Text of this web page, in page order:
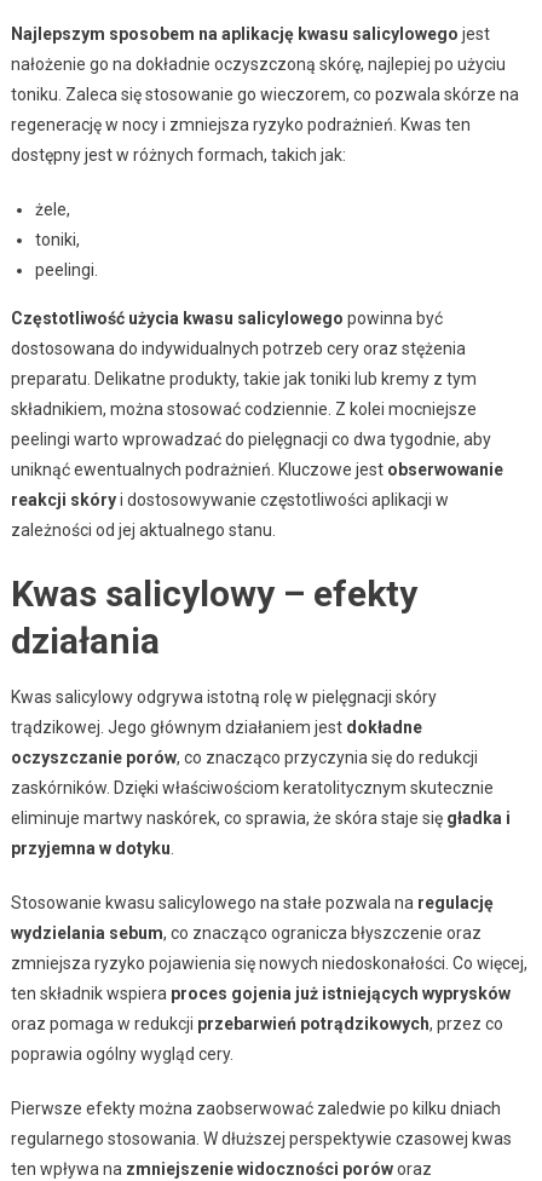
Najlepszym sposobem na aplikację kwasu salicylowego jest
nałożenie go na dokładnie oczyszczoną skórę, najlepiej po użyciu
toniku. Zaleca się stosowanie go wieczorem, co pozwala skórze na
regenerację w nocy i zmniejsza ryzyko podrażnień. Kwas ten
dostępny jest w różnych formach, takich jak:
żele,
toniki,
peelingi.
Częstotliwość użycia kwasu salicylowego powinna być
dostosowana do indywidualnych potrzeb cery oraz stężenia
preparatu. Delikatne produkty, takie jak toniki lub kremy z tym
składnikiem, można stosować codziennie. Z kolei mocniejsze
peelingi warto wprowadzać do pielęgnacji co dwa tygodnie, aby
uniknąć ewentualnych podrażnień. Kluczowe jest obserwowanie
reakcji skóryi dostosowywanie częstotliwości aplikacji w
zależności od jej aktualnego stanu.
Kwas salicylowy – efekty
działania
Kwas salicylowy odgrywa istotną rolę w pielęgnacji skóry
trądzikowej. Jego głównym działaniem jest dokładne
oczyszczanie porów, co znacząco przyczynia się do redukcji
zaskórników. Dzięki właściwościom keratolitycznym skutecznie
eliminuje martwy naskórek, co sprawia, że skóra staje się gładka i
przyjemna w dotyku
Stosowanie kwasu salicylowego na stałe pozwala na regulację
wydzielania sebum, co znacząco ogranicza błyszczenie oraz
zmniejsza ryzyko pojawienia się nowych niedoskonałości. Co więcej,
ten składnik wspiera proces gojenia już istniejących wyprysków
oraz pomaga w redukcji przebarwień potrądzikowych, przez co
poprawia ogólny wygląd cery.
Pierwsze efekty można zaobserwować zaledwie po kilku dniach
regularnego stosowania. W dłuższej perspektywie czasowej kwas
ten wpływa na zmniejszenie widoczności poróworaz